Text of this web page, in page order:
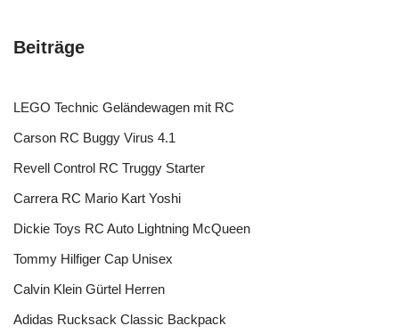
Beiträge
LEGO Technic Geländewagen mit RC
Carson RC Buggy Virus 4.1
Revell Control RC Truggy Starter
Carrera RC Mario Kart Yoshi
Dickie Toys RC Auto Lightning McQueen
Tommy Hilfiger Cap Unisex
Calvin Klein Gürtel Herren
Adidas Rucksack Classic Backpack